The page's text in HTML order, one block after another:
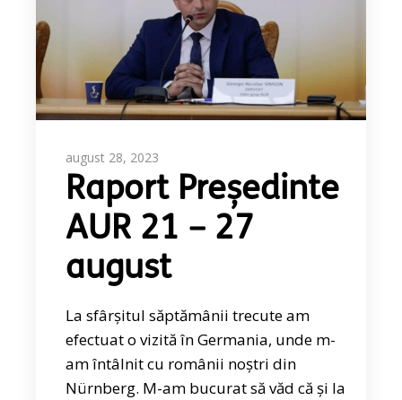
august 28, 2023
Raport Președinte
AUR 21 – 27
august
La sfârșitul săptămânii trecute am
efectuat o vizită în Germania, unde m-
am întâlnit cu românii noștri din
Nürnberg. M-am bucurat să văd că și la